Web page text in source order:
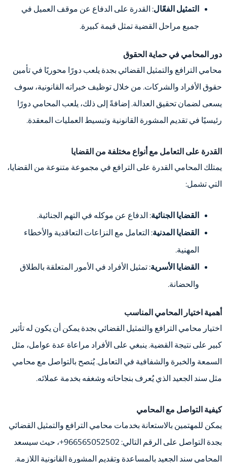
التمثيل الفعّال: القدرة على الدفاع عن موقف العميل في
جميع مراحل القضية تمثل قيمة كبيرة.
دور المحامي في حماية الحقوق
محامي الترافع والتمثيل القضائي بجدة يلعب دورًا محوريًا في تأمين
حقوق الأفراد والشركات. من خلال توظيف خبراته القانونية، سوف
يسعى لضمان تحقيق العدالة. إضافةً إلى ذلك، يلعب المحامي دورًا
رئيسيًا في تقديم المشورة القانونية وتبسيط العمليات المعقدة.
القدرة على التعامل مع أنواع مختلفة من القضايا
يمتلك المحامي القدرة على الترافع في مجموعة متنوعة من القضايا،
التي تشمل:
القضايا الجنائية: الدفاع عن موكله في التهم الجنائية.
القضايا المدنية: التعامل مع النزاعات التعاقدية والأخطاء
المهنية.
القضايا الأسرية: تمثيل الأفراد في الأمور المتعلقة بالطلاق
والحضانة.
أهمية اختيار المحامي المناسب
اختيار محامي الترافع والتمثيل القضائي بجدة يمكن أن يكون له تأثير
كبير على نتيجة القضية. ينبغي على الأفراد مراعاة عدة عوامل، مثل
السمعة والخبرة والشفافية في التعامل. يُنصح بالتواصل مع محامي
مثل سند الجعيد الذي يُعرف بنجاحاته وشغفه بخدمة عملائه.
كيفية التواصل مع المحامي
يمكن للمهتمين بالاستعانة بخدمات محامي الترافع والتمثيل القضائي
بجدة التواصل على الرقم التالي: 966565052502+، حيث سيسعد
المحامي سند الجعيد بالمساعدة وتقديم المشورة القانونية اللازمة.